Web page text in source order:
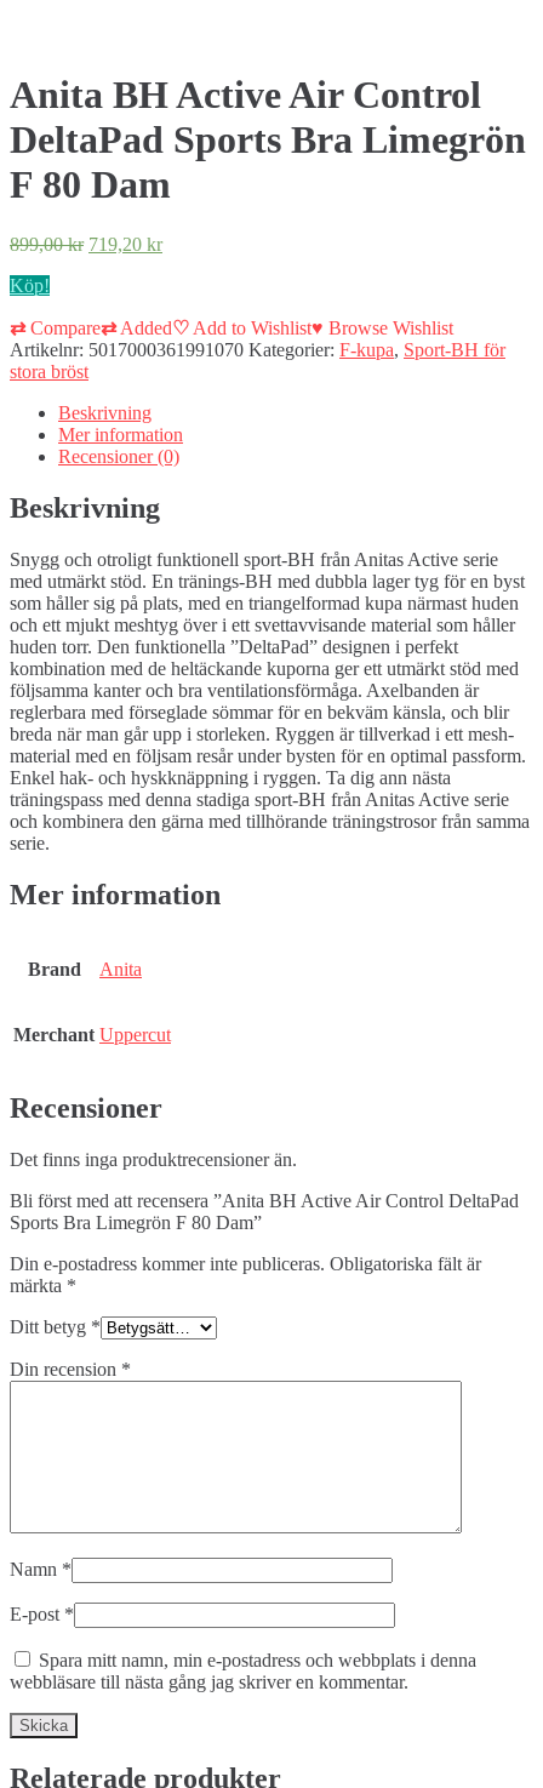
Anita BH Active Air Control
DeltaPad Sports Bra Limegrön
F 80 Dam
899,00kr 719,20 kr
Köp!
⇄Compare⇄Added♡ Add to Wishlist♥ Browse Wishlist
Artikelnr: 5017000361991070 Kategorier: F-kupa, Sport-BH för
stora bröst
Beskrivning
Mer information
Recensioner (0)
Beskrivning
Snygg och otroligt funktionell sport-BH från Anitas Active serie
med utmärkt stöd. En tränings-BH med dubbla lager tyg för en byst
som håller sig på plats, med en triangelformad kupa närmast huden
och ett mjukt meshtyg över i ett svettavvisande material som håller
huden torr. Den funktionella ”DeltaPad” designen i perfekt
kombination med de heltäckande kuporna ger ett utmärkt stöd med
följsamma kanter och bra ventilationsförmåga. Axelbanden är
reglerbara med förseglade sömmar för en bekväm känsla, och blir
breda när man går upp i storleken. Ryggen är tillverkad i ett mesh-
material med en följsam resår under bysten för en optimal passform.
Enkel hak- och hyskknäppning i ryggen. Ta dig ann nästa
träningspass med denna stadiga sport-BH från Anitas Active serie
och kombinera den gärna med tillhörande träningstrosor från samma
serie.
Mer information
Brand Anita
Merchant Uppercut
Recensioner
Det finns inga produktrecensioner än.
Bli först med att recensera ”Anita BH Active Air Control DeltaPad
Sports Bra Limegrön F 80 Dam”
Din e-postadress kommer inte publiceras. Obligatoriska fält är
märkta *
Ditt betyg *
Din recension *
Namn *
E-post *
Spara mitt namn, min e-postadress och webbplats i denna
webbläsare till nästa gång jag skriver en kommentar.
Relaterade produkter